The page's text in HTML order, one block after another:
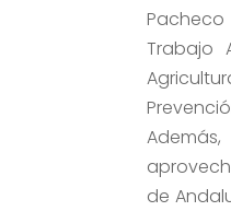
Pacheco
Trabajo
de